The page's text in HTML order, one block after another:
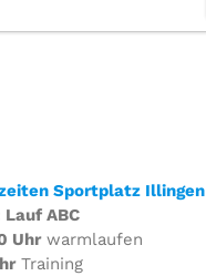
Sportplatz Illingen
ABC
Uhrwarmlaufen
Training